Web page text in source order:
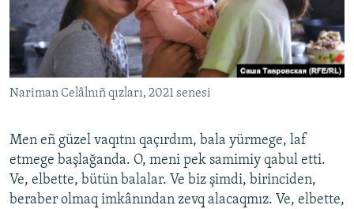
Nariman Celâlnıñ qızları, 2021 senesi
Men eñ güzel vaqıtnı qaçırdım, bala yürmege, laf
etmege başlağanda. O, meni pek samimiy qabul etti.
Ve, elbette, bütün balalar. Ve biz şimdi, birinciden,
beraber olmaq imkânından zevq alacaqmız. Ve, elbette,